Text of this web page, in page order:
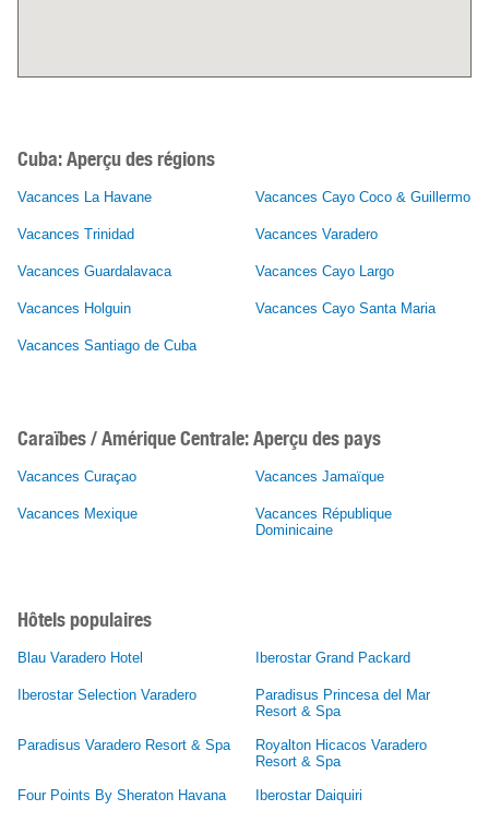
Cuba:Aperçu des régions
Vacances La Havane Vacances Cayo Coco & Guillermo
Vacances Trinidad Vacances Varadero
Vacances Guardalavaca Vacances Cayo Largo
Vacances Holguin Vacances Cayo Santa Maria
Vacances Santiago de Cuba
Caraïbes / Amérique Centrale: Aperçu des pays
Vacances Curaçao Vacances Jamaïque
Vacances Mexique
Vacances République
Dominicaine
Hôtels populaires
Blau Varadero Hotel Iberostar Grand Packard
Iberostar Selection Varadero
Paradisus Princesa del Mar
Resort & Spa
Paradisus Varadero Resort & Spa
Royalton Hicacos Varadero
Resort & Spa
Four Points By Sheraton Havana Iberostar Daiquiri